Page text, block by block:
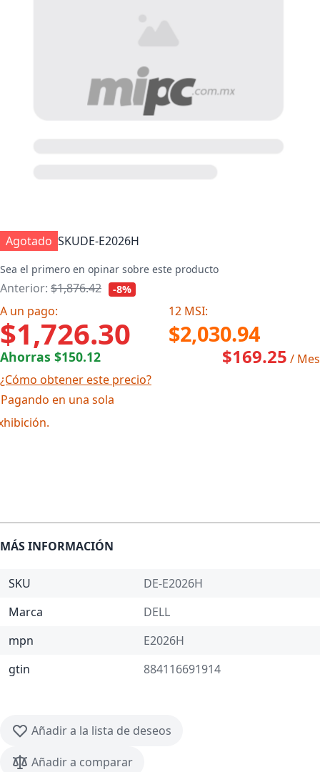
Agotado SKUDE-E2026H
Sea el primero en opinar sobre este producto
Anterior: $1,876.42 -8%
A un pago: 12 MSI:
$1,726.30 $2,030.94
Ahorras $150.12
¿Cómo obtener este precio?
en una sola
$169.25 / Mes
MÁS INFORMACIÓN
SKU
DE-E2026H
Marca
DELL
mpn
E2026H
gtin
884116691914
Añadir a la lista de deseos
Añadir a comparar